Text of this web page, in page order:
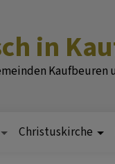
in
Christuskirche